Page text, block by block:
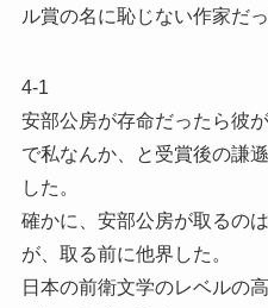
ル賞の名に恥じない作家だ
4-1
安部公房が存命だったら彼
で私なんか、と受賞後の謙
した。
確かに、安部公房が取るの
が、取る前に他界した。
日本の前衛文学のレベルの